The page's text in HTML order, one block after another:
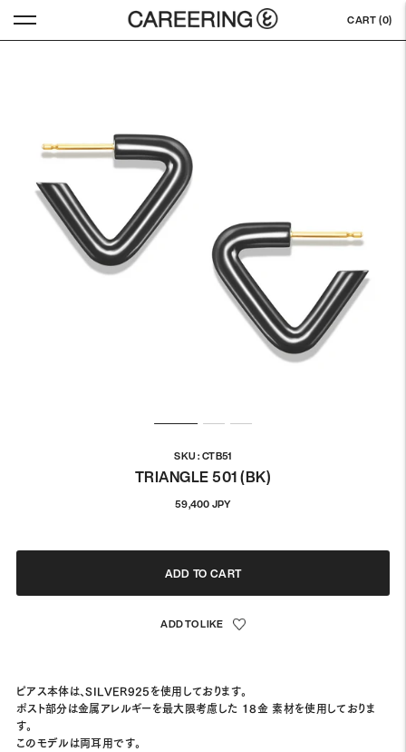
CART (0)
SKU : CTB51
TRIANGLE 501 (BK)
59,400 JPY정
격
ADD TO CART
ピアス本体は、SILVER925を使用しております。
ポスト部分は金属アレルギーを最大限考慮した 18金 素材を使用しておりま
す。
このモデルは両耳用です。